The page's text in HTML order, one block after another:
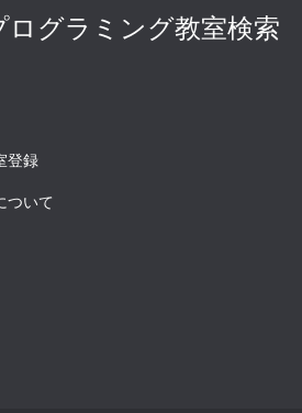
ログラミング教室検索
登録
ついて